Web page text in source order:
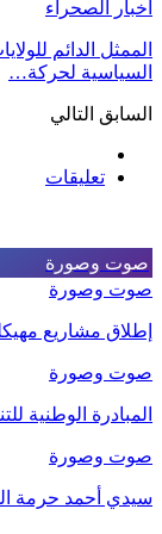
أخبار الصحراء
الممثل الدائم
السياسية لحركة…
السابق التالي
تعليقات
صوت وصورة
صوت وصورة
إطلاق مشاريع
صوت وصورة
المبادرة الوطنية
صوت وصورة
سيدي أحمد حرمة